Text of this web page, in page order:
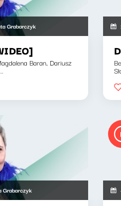
Grabarczyk
Baran, Dariusz
Grabarczyk